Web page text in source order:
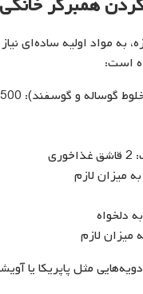
به مواد اولیه ساده‌ای
و گوسفند): 500 گرم
میزان لازم
دلخواه
میزان لازم
مثل پاپریکا یا